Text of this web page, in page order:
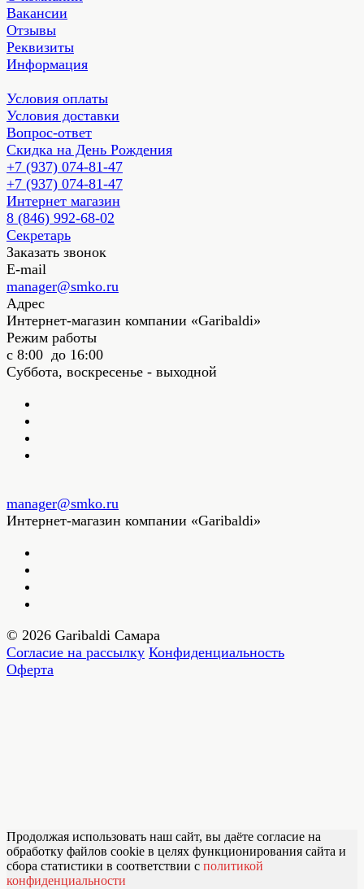
Вакансии
Отзывы
Реквизиты
Информация
Условия оплаты
Условия доставки
Вопрос-ответ
Скидка на День Рождения
+7 (937) 074-81-47
+7 (937) 074-81-47
Интернет магазин
8 (846) 992-68-02
Секретарь
Заказать звонок
E-mail
manager@smko.ru
Адрес
Интернет-магазин компании «Garibaldi»
Режим работы
с 8:00 до 16:00
Суббота, воскресенье - выходной
manager@smko.ru
Интернет-магазин компании «Garibaldi»
© 2026 Garibaldi Самара
Согласие на рассылку Конфиденциальность
Оферта
Продолжая использовать наш сайт, вы даёте согласие на
обработку файлов cookie в целях функционирования сайта и
сбора статистики в соответствии с политикой
конфиденциальности